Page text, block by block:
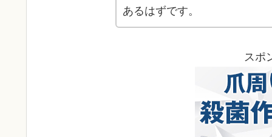
あるはずです。
スポ